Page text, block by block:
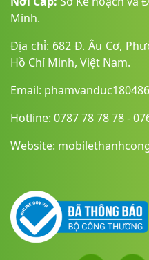
Minh.
Địa chỉ: 682 Đ. Âu Cơ,
Hồ Chí Minh, Việt Nam.
Email:
Hotline: 0787 78 78 78 -
Website: